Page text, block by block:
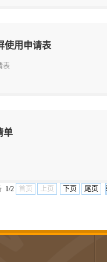
使用申请表
表
单
1/2 首页 上页 下页 尾页